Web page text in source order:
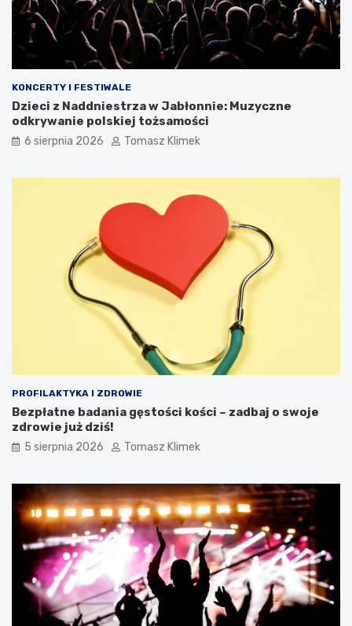
KONCERTY I FESTIWALE
Dzieci z Naddniestrza w Jabłonnie: Muzyczne
odkrywanie polskiej tożsamości
6 sierpnia 2026 Tomasz Klimek
PROFILAKTYKA I ZDROWIE
Bezpłatne badania gęstości kości – zadbaj o swoje
zdrowie już dziś!
5 sierpnia 2026 Tomasz Klimek